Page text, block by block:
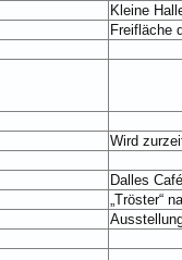
Kleine
Freifläche
Wird
Dalles Café
„Tröster“